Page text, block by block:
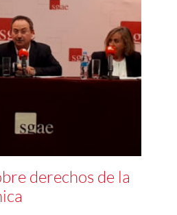
derechos de la